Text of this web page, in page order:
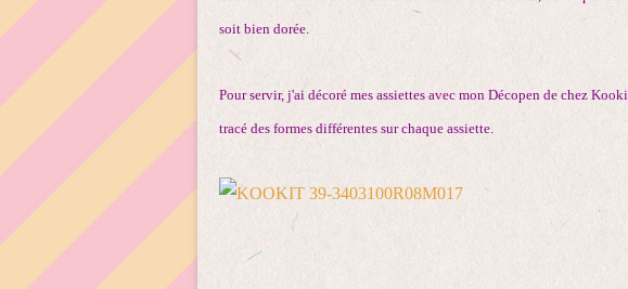
soit bien dorée.
Pour servir, j'ai décoré mes assiettes avec mon Décopen de chez
tracé des formes différentes sur chaque assiette.